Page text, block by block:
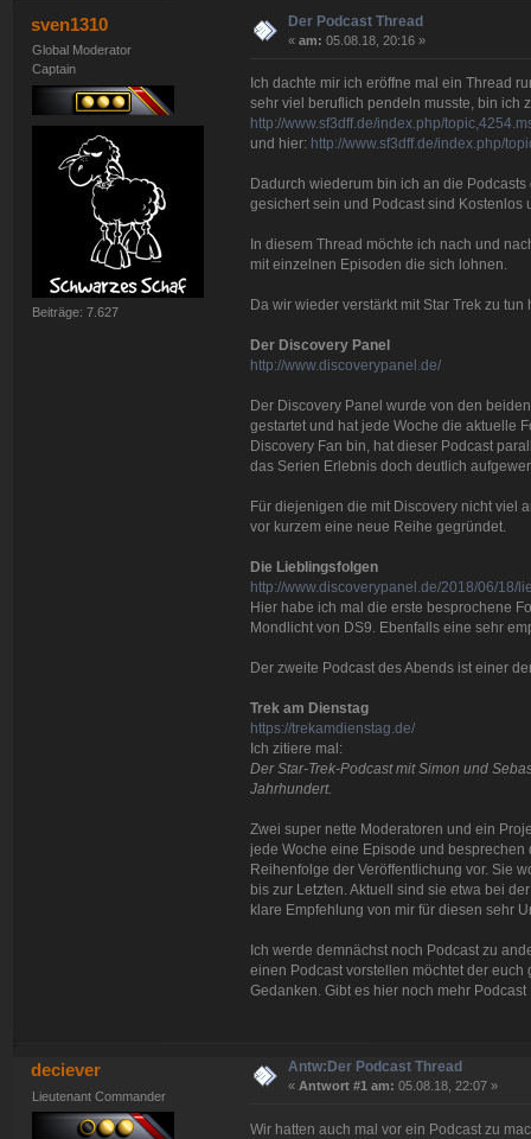
sven1310
Global Moderator
Captain
Beiträge: 7.627
Der Podcast Thread
«am: 05.08.18, 20:16 »
Ich dachte mir ich eröffne mal ein Thread
sehr viel beruflich pendeln musste, bin ich
http://www.sf3dff.de/index.php/
und hier: http://www.sf3dff.de/index.php/
Dadurch wiederum bin ich an die
gesichert sein und Podcast sind Kostenlos
In diesem Thread möchte ich nach und
mit einzelnen Episoden die sich lohnen.
Da wir wieder verstärkt mit Star Trek zu
Der Discovery Panel
http://www.discoverypanel.de/
Der Discovery Panel wurde von den
gestartet und hat jede Woche die aktuelle
Discovery Fan bin, hat dieser Podcast
das Serien Erlebnis doch deutlich
Für diejenigen die mit Discovery nicht viel
vor kurzem eine neue Reihe gegründet.
Die Lieblingsfolgen
http://www.discoverypanel.de/2018/06/
Hier habe ich mal die erste besprochene
Mondlicht von DS9. Ebenfalls eine sehr
Der zweite Podcast des Abends ist einer
Trek am Dienstag
https://trekamdienstag.de/
Ich zitiere mal:
Der Star-Trek-Podcast mit Simon und
Jahrhundert.
Zwei super nette Moderatoren und ein
jede Woche eine Episode und
Reihenfolge der Veröffentlichung vor. Sie
bis zur Letzten. Aktuell sind sie etwa bei
klare Empfehlung von mir für diesen sehr
Ich werde demnächst noch Podcast zu
einen Podcast vorstellen möchtet der
Gedanken. Gibt es hier noch mehr
deciever
Lieutenant Commander
Antw:Der Podcast Thread
« Antwort #1 am: 05.08.18, 22:07 »
Wir hatten auch mal vor ein Podcast zu